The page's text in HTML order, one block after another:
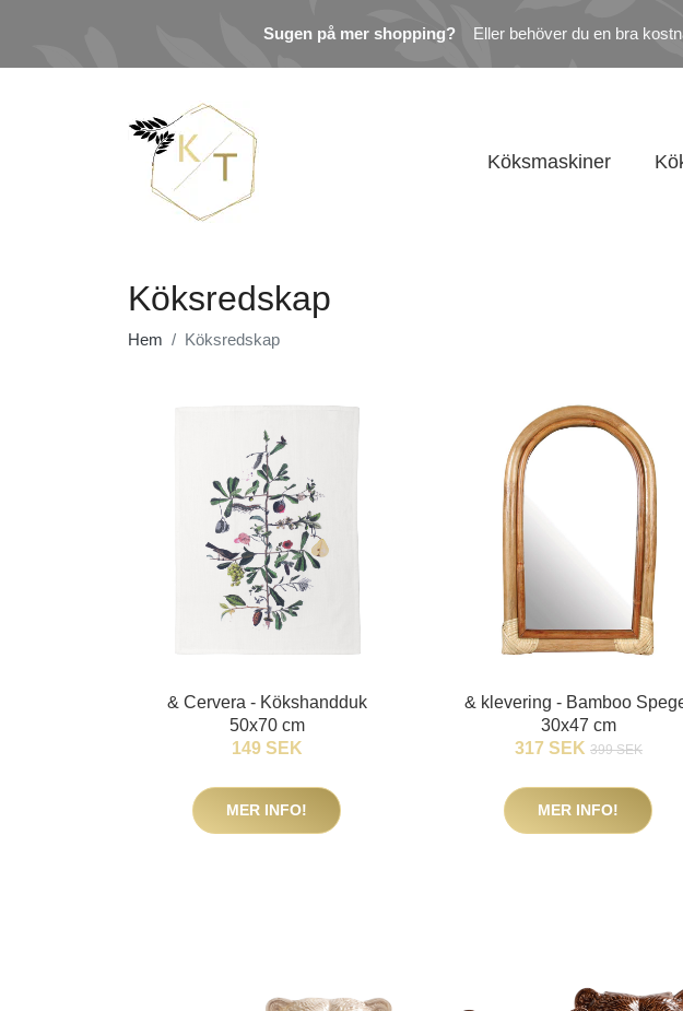
Sugen på mer shopping? Eller behöver du en bra
Köksmaskiner
Köksredskap
Hem Köksredskap
& Cervera - Kökshandduk
50x70 cm
149 SEK
MER INFO!
& klevering - Bamboo
30x47 cm
317 SEK 399 SEK
MER INFO!